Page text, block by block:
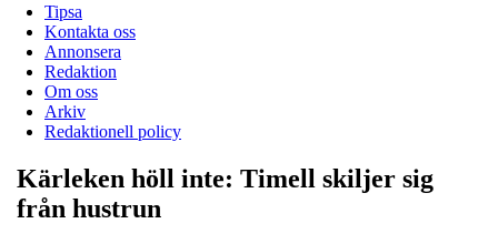
Tipsa
Kontakta oss
Annonsera
Redaktion
Om oss
Arkiv
Redaktionell policy
Kärleken höll inte: Timell skiljer sig
från hustrun